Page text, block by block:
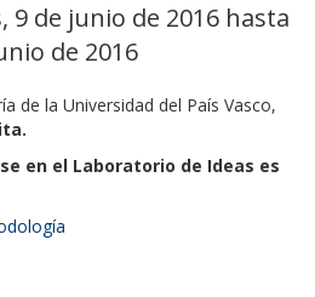
9 de junio de 2016 hasta
de 2016
de la Universidad del País Vasco,
en el Laboratorio de Ideas es